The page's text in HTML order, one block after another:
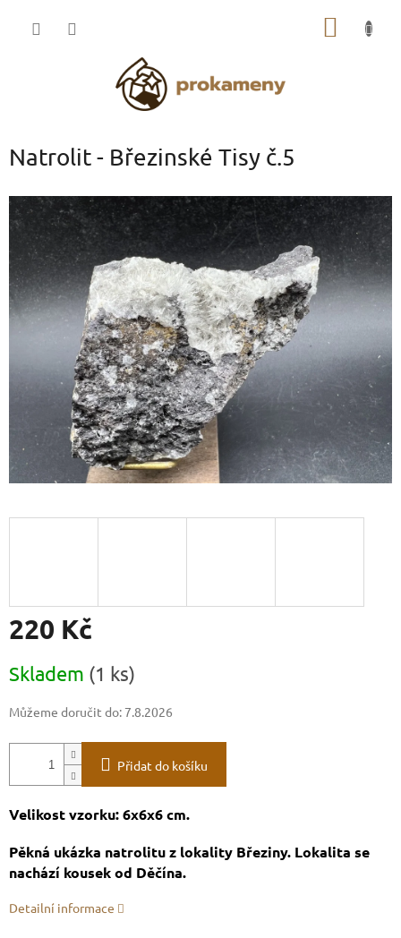
Natrolit - Březinské Tisy č.5
220 Kč
cena:
Skladem (1 ks)
Můžeme doručit do: 7.8.2026
Přidat do košíku
Velikost vzorku: 6x6x6 cm.
Pěkná ukázka natrolitu z lokality Březiny. Lokalita se
nachází kousek od Děčína.
Detailní informace